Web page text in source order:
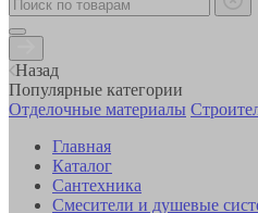
Назад
Популярные категории
Отделочные материалы
Главная
Каталог
Сантехника
Смесители и душевые